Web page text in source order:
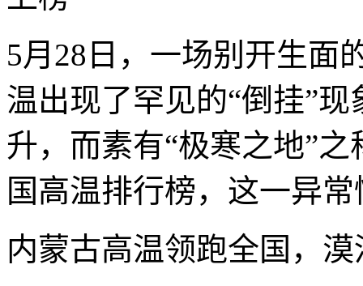
5月28日，一场别开生面
温出现了罕见的“倒挂”
升，而素有“极寒之地”
国高温排行榜，这一异
内蒙古高温领跑全国，漠